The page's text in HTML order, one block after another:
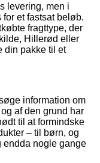
levering, men i
et fastsat beløb.
fragttype, der
Hillerød eller
din pakke til et
information om
af den grund har
til at formindske
– til børn, og
endda nogle gange